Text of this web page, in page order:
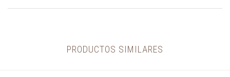
PRODUCTOS SIMILARES